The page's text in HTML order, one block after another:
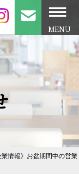
業情報》お盆期間中の営業
MENU